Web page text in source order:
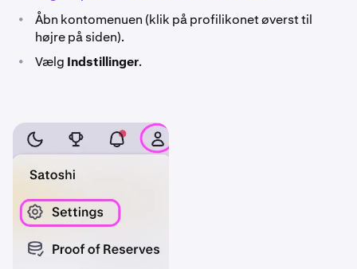
•
Åbn kontomenuen (klik på profilikonet øverst til
højre på siden).
• Vælg Indstillinger.